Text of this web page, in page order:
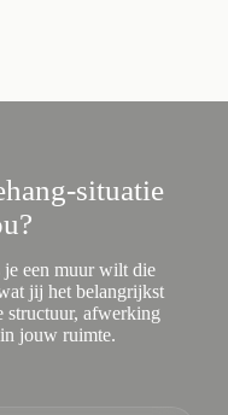
situatie
je een muur wilt die
jij het belangrijkst
afwerking
jouw ruimte.